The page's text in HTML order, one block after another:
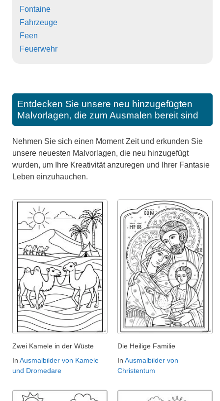
Fontaine
Fahrzeuge
Feen
Feuerwehr
Entdecken Sie unsere neu hinzugefügten
Malvorlagen, die zum Ausmalen bereit sind
Nehmen Sie sich einen Moment Zeit und erkunden Sie
unsere neuesten Malvorlagen, die neu hinzugefügt
wurden, um Ihre Kreativität anzuregen und Ihrer Fantasie
Leben einzuhauchen.
Zwei Kamele in der Wüste
In Ausmalbilder von Kamele
und Dromedare
Die Heilige Familie
In Ausmalbilder von
Christentum